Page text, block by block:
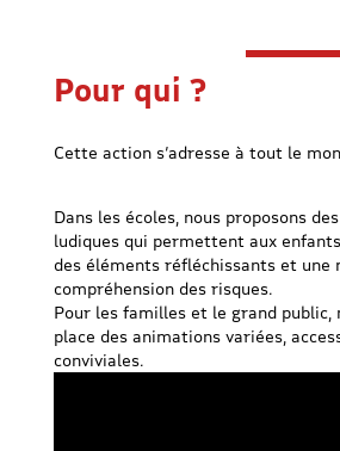
Pour qui ?
Cette action s’adresse à tout le
Dans les écoles, nous proposons
ludiques qui permettent aux
des éléments réfléchissants et une
compréhension des risques.
Pour les familles et le grand public,
place des animations variées,
conviviales.